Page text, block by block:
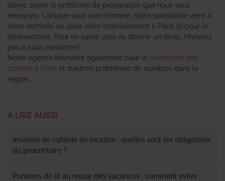
devez suivre le protocole de préparation que nous vous
envoyons. Lorsque vous avez terminé, notre spécialiste vient à
votre domicile ou dans votre établissement à Paris 16 pour le
désinsectiser. Pour en savoir plus ou obtenir un devis, n’hésitez
pas à nous contacter !
Notre agence intervient également pour la traitement des
cafards à Paris et d’autres problèmes de nuisibles dans la
région.
À LIRE AUSSI
Invasion de cafards en location : quelles sont les obligations
du propriétaire ?
Punaises de lit au retour des vacances : comment éviter